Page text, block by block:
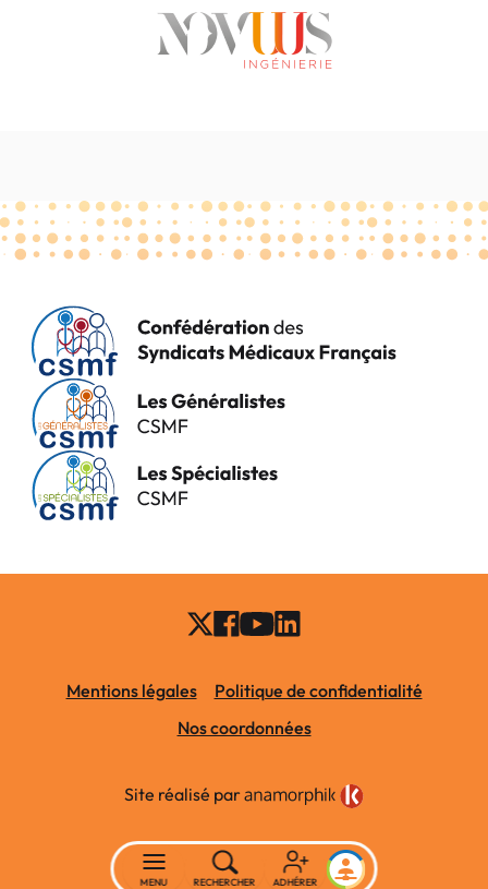
Mentions légales
Politique de confidentialité
Nos coordonnées
Site réalisé par
MENU RECHERCHER ADHÉRER